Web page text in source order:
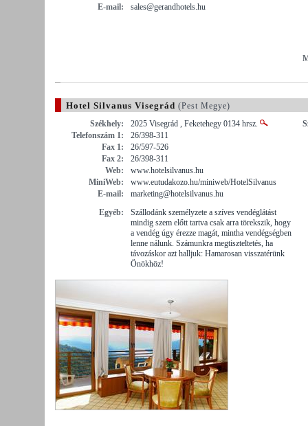
E-mail:
sales@gerandhotels.hu
Hotel Silvanus Visegrád (Pest Megye)
Székhely:
2025 Visegrád , Feketehegy 0134 hrsz.
Telefonszám 1:
26/398-311
Fax 1:
26/597-526
Fax 2:
26/398-311
Web:
www.hotelsilvanus.hu
MiniWeb:
www.eutudakozo.hu/miniweb/HotelSilvanus
E-mail:
marketing@hotelsilvanus.hu
Egyéb:
Szállodánk személyzete a szíves vendéglátást
mindig szem előtt tartva csak arra törekszik, hogy
a vendég úgy érezze magát, mintha vendégségben
lenne nálunk. Számunkra megtiszteltetés, ha
távozáskor azt halljuk: Hamarosan visszatérünk
Önökhöz!